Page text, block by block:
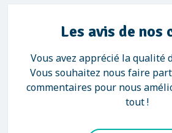
Les avis de nos
Vous avez apprécié la qualité
Vous souhaitez nous faire
commentaires pour nous
tout !